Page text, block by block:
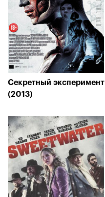
Секретный эксперимент
(2013)